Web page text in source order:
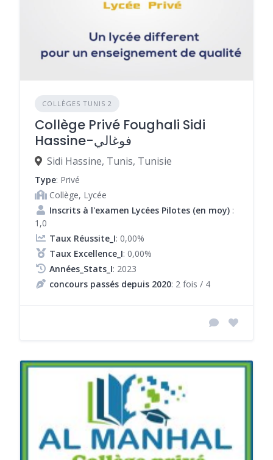
COLLÈGES TUNIS 2
Collège Privé Foughali Sidi
Hassine-فوغالي
Sidi Hassine, Tunis, Tunisie
Type: Privé
Collège, Lycée
Inscrits à l'examen Lycées Pilotes (en moy) :
1,0
Taux Réussite_I: 0,00%
Taux Excellence_I: 0,00%
Années_Stats_I: 2023
concours passés depuis 2020: 2 fois / 4